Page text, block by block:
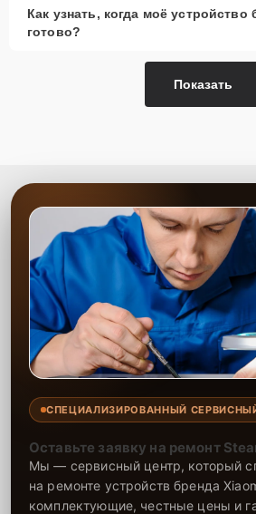
Как узнать, когда моё устройство
готово?
Показать
СПЕЦИАЛИЗИРОВАННЫЙ СЕРВИСНЫЙ
Оставьте заявку на ремонт
Мы — сервисный центр, который
на ремонте устройств бренда
комплектующие, честные цены и